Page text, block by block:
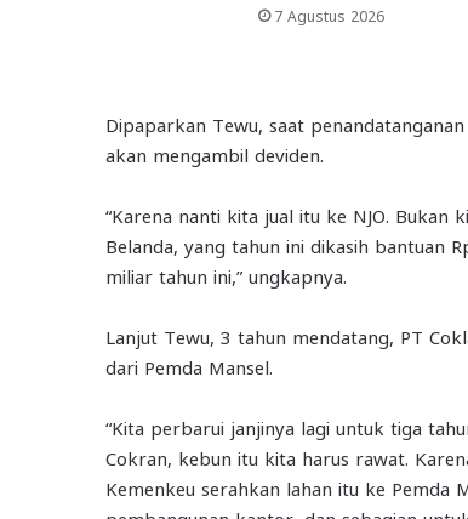
7 Agustus 2026
Dipaparkan Tewu, saat
akan mengambil deviden.
“Karena nanti kita jual itu ke NJO. Bukan
Belanda, yang tahun ini dikasih bantuan
miliar tahun ini,” ungkapnya.
Lanjut Tewu, 3 tahun mendatang, PT
dari Pemda Mansel.
“Kita perbarui janjinya lagi untuk tiga
Cokran, kebun itu kita harus rawat.
Kemenkeu serahkan lahan itu ke Pemda